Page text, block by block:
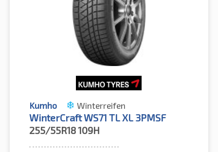
Kumho Winterreifen
WinterCraft WS71 TL XL 3PMSF
255/55R18109H